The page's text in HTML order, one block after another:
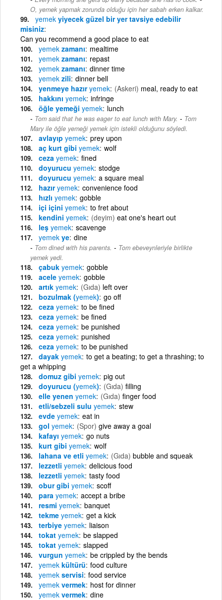
O, yemek yapmak zorunda olduğu için her sabah erken kalkar.
yemek yiyecek güzel bir yer tavsiye edebilir
misiniz
Can you recommend a good place to eat
yemek zamanı mealtime
yemek zamanı repast
yemek zamanı dinner time
yemek zili dinner bell
yenmeye hazıryemek (Askeri) meal, ready to eat
hakkını yemek infringe
öğle yemeği yemek lunch
Tom said that he was eager to eat lunch with Mary. - Tom
Mary ile öğle yemeği yemek için istekli olduğunu söyledi.
avlayıp yemek prey upon
aç kurt gibi yemek wolf
ceza yemek fined
doyurucu yemek stodge
doyurucu yemek a square meal
hazıryemek convenience food
hızlı yemek gobble
içi içini yemek to fret about
kendini yemek (deyim) eat one's heart out
leş yemek scavenge
yemek ye dine
Tom dined with his parents. - Tom ebeveynleriyle birlikte
yemek yedi.
çabuk yemek gobble
acele yemek gobble
artık yemek (Gıda) left over
bozulmak (yemek) go off
ceza yemek to be fined
ceza yemek be fined
ceza yemek be punished
ceza yemek punished
ceza yemek to be punished
dayak yemek to get a beating; to get a thrashing; to
get a whipping
domuz gibi yemek pig out
doyurucu (yemek) (Gıda) filling
elle yenen yemek (Gıda) finger food
etli/sebzeli sulu yemek stew
evde yemek eat in
gol yemek (Spor) give away a goal
kafayı yemek go nuts
kurt gibi yemek wolf
lahana ve etli yemek (Gıda) bubble and squeak
lezzetli yemek delicious food
lezzetli yemek tasty food
obur gibi yemek scoff
para yemek accept a bribe
resmi yemek banquet
tekme yemek get a kick
terbiye yemek liaison
tokat yemek be slapped
tokat yemek slapped
vurgun yemek be crippled by the bends
yemek kültürü food culture
yemek servisi food service
yemek vermek host for dinner
yemek vermek dine